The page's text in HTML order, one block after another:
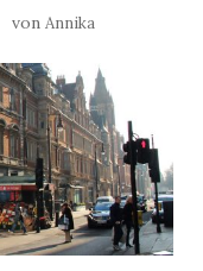
von Annika